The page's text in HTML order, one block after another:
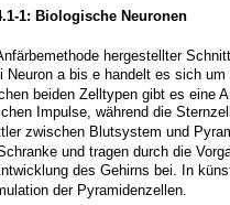
1: Biologische Neuronen
hergestellter
a bis e handelt es sich
beiden Zelltypen gibt es eine
Impulse, während die
zwischen Blutsystem und
und tragen durch die
des Gehirns bei. In
der Pyramidenzellen.